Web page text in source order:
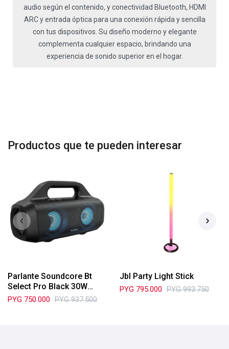
audio según el contenido, y conectividad Bluetooth, HDMI
ARC y entrada óptica para una conexión rápida y sencilla
con tus dispositivos. Su diseño moderno y elegante
complementa cualquier espacio, brindando una
experiencia de sonido superior en el hogar.
Productos que te pueden interesar
Parlante Soundcore Bt
Select Pro Black 30W
A326z11
PYG 750.000 PYG 937.500
Jbl Party Light Stick
PYG 795.000 PYG 993.750